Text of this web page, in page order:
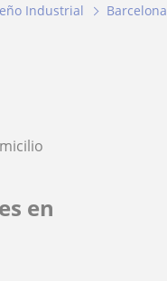
Industrial Barcelona
en